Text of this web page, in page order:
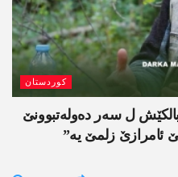
کوردستان
ل سەر دەولەتبوونێ
ئامرازێ زلمێ یە”